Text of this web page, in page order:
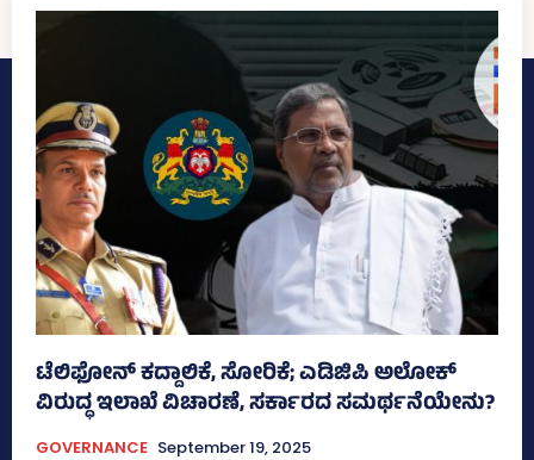
ಟೆಲಿಫೋನ್‌ ಕದ್ದಾಲಿಕೆ, ಸೋರಿಕೆ; ಎಡಿಜಿಪಿ ಅಲೋಕ್‌
ವಿರುದ್ಧ ಇಲಾಖೆ ವಿಚಾರಣೆ, ಸರ್ಕಾರದ ಸಮರ್ಥನೆಯೇನು?
GOVERNANCE September 19, 2025